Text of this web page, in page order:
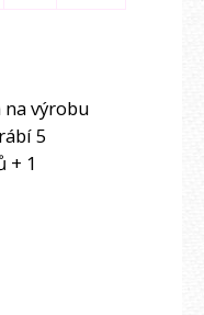
na výrobu
5
+ 1